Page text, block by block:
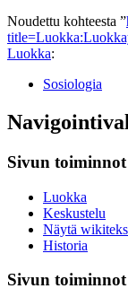
Noudettu kohteesta ”
Luokka:
Sosiologia
Sivun toiminnot
Luokka
Keskustelu
Näytä
Historia
Sivun toiminnot